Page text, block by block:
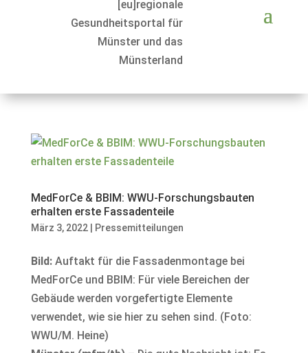
MedForCe & BBIM: WWU-Forschungsbauten
erhalten erste Fassadenteile
März 3, 2022| Pressemitteilungen
Bild:Auftakt für die Fassadenmontage bei
MedForCe und BBIM: Für viele Bereichen der
Gebäude werden vorgefertigte Elemente
verwendet, wie sie hier zu sehen sind. (Foto:
WWU/M. Heine)